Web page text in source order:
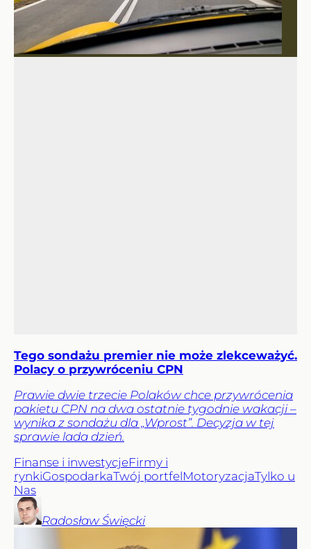
Tego sondażu premier nie może zlekceważyć.
Polacy o przywróceniu CPN
Prawie dwie trzecie Polaków chce przywrócenia
pakietu CPN na dwa ostatnie tygodnie wakacji –
wynika z sondażu dla „Wprost”. Decyzja w tej
sprawie lada dzień.
Finanse i inwestycjeFirmy i
rynkiGospodarkaTwój portfelMotoryzacjaTylko u
Nas
Radosław Święcki